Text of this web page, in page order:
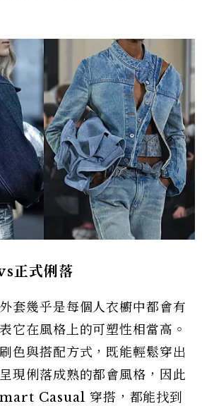
正式俐落
套幾乎是每個人衣櫥中都會有
它在風格上的可塑性相當高。
色與搭配方式，既能輕鬆穿出
現俐落成熟的都會風格，因此
Casual 穿搭，都能找到